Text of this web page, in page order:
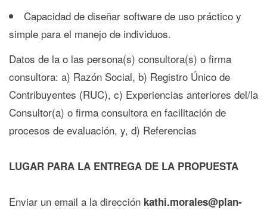
Capacidad de diseñar software de uso práctico y
simple para el manejo de individuos.
Datos de la o las persona(s) consultora(s) o firma
consultora: a) Razón Social, b) Registro Único de
Contribuyentes (RUC), c) Experiencias anteriores del/la
Consultor(a) o firma consultora en facilitación de
procesos de evaluación, y, d) Referencias
LUGAR PARA LA ENTREGA DE LA PROPUESTA
Enviar un email a la dirección kathi.morales@plan-